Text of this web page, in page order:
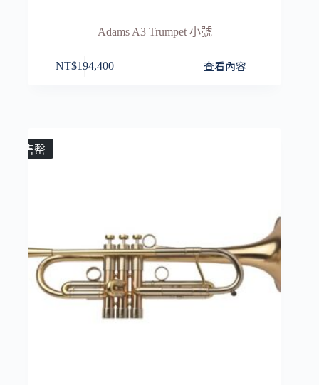
Adams A3 Trumpet 小號
NT$194,400 查看內容
售罄